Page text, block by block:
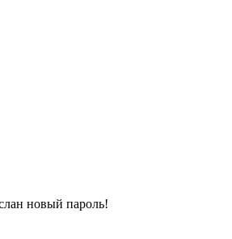
новый пароль!